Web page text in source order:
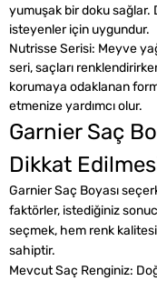
yumuşak bir doku sağlar.
isteyenler için uygundur.
Nutrisse Serisi: Meyve
seri, saçları
korumaya odaklanan
etmenize yardımcı olur.
Garnier Saç
Dikkat
Garnier Saç Boyası
faktörler, istediğiniz
seçmek, hem renk kalitesi
sahiptir.
Mevcut Saç Renginiz: